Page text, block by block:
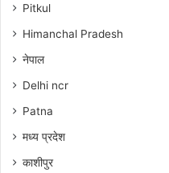
Pitkul
Himanchal Pradesh
नेपाल
Delhi ncr
Patna
मध्य प्रदेश
काशीपुर